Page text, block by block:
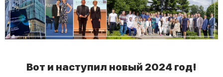
Вот и наступил новый 2024 год!